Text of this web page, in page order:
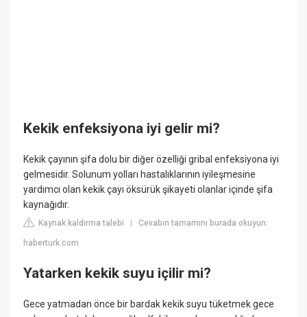
Kekik enfeksiyona iyi gelir mi?
Kekik çayının şifa dolu bir diğer özelliği gribal enfeksiyona iyi
gelmesidir. Solunum yolları hastalıklarının iyileşmesine
yardımcı olan kekik çayı öksürük şikayeti olanlar içinde şifa
kaynağıdır.
Kaynak kaldırma talebi |Cevabın tamamını burada okuyun:
haberturk.com
Yatarken kekik suyu içilir mi?
Gece yatmadan önce bir bardak kekik suyu tüketmek gece